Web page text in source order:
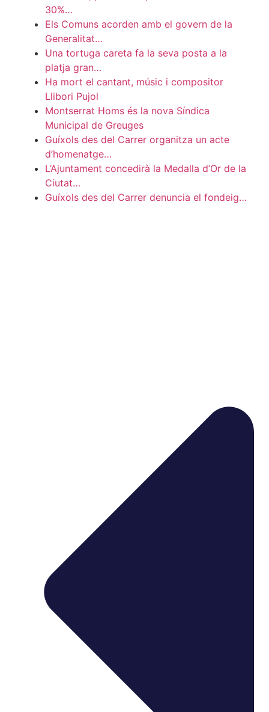
30%…
Els Comuns acorden amb el govern de la
Generalitat…
Una tortuga careta fa la seva posta a la
platja gran…
Ha mort el cantant, músic i compositor
Llibori Pujol
Montserrat Homs és la nova Síndica
Municipal de Greuges
Guíxols des del Carrer organitza un acte
d’homenatge…
L’Ajuntament concedirà la Medalla d’Or de la
Ciutat…
Guíxols des del Carrer denuncia el fondeig…